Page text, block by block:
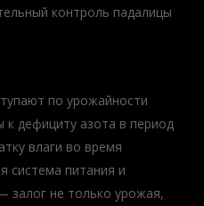
контроль падалицы
по урожайности
дефициту азота в период
влаги во время
система питания и
залог не только урожая,